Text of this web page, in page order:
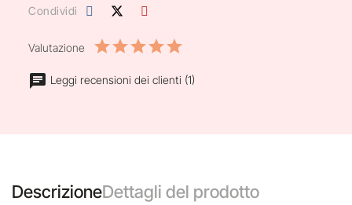
Condividi
Valutazione
Leggi recensioni dei clienti (1)
DescrizioneDettagli del prodotto